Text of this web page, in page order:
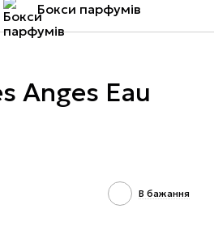
Бокси парфумів
Anges Eau
В бажання